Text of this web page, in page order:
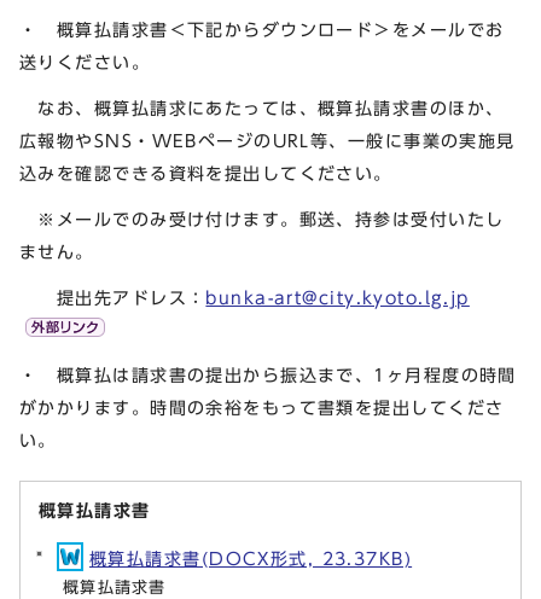
・ 概算払請求書＜下記からダウンロード＞をメールでお
送りください。
なお、概算払請求にあたっては、概算払請求書のほか、
広報物やSNS・WEBページのURL等、一般に事業の実施見
込みを確認できる資料を提出してください。
※メールでのみ受け付けます。郵送、持参は受付いたし
ません。
提出先アドレス： bunka-art@city.kyoto.lg.jp
・ 概算払は請求書の提出から振込まで、1ヶ月程度の時間
がかかります。時間の余裕をもって書類を提出してくださ
い。
概算払請求書
概算払請求書(DOCX形式, 23.37KB)
概算払請求書